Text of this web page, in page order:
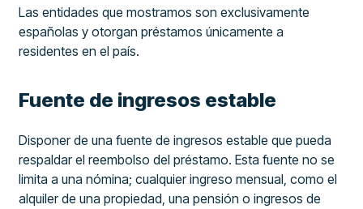
Las entidades que mostramos son exclusivamente
españolas y otorgan préstamos únicamente a
residentes en el país.
Fuente de ingresos estable
Disponer de una fuente de ingresos estable que pueda
respaldar el reembolso del préstamo. Esta fuente no se
limita a una nómina; cualquier ingreso mensual, como el
alquiler de una propiedad, una pensión o ingresos de